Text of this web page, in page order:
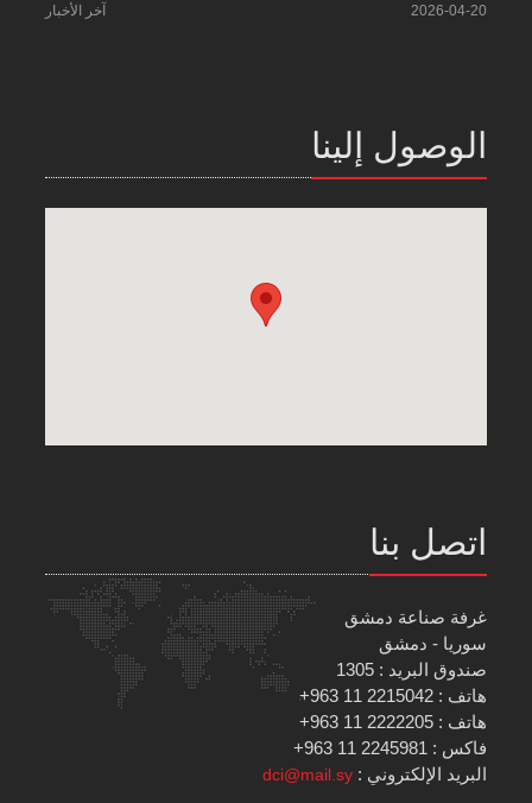
2026-04-20 آخر الأخبار
الوصول إلينا
اتصل بنا
غرفة صناعة دمشق
سوريا - دمشق
صندوق البريد : 1305
هاتف : 2215042 11 963+
هاتف : 2222205 11 963+
فاكس : 2245981 11 963+
البريد الإلكتروني :dci@mail.sy